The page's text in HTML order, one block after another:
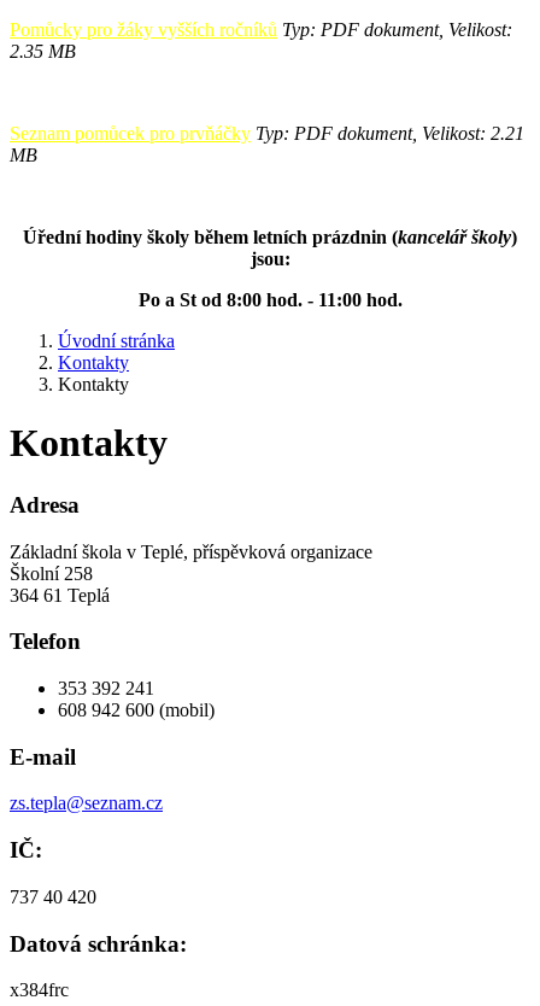
Pomůcky pro žáky vyšších ročníků Typ: PDF dokument, Velikost:
2.35 MB
Seznam pomůcek pro prvňáčky Typ: PDF dokument, Velikost: 2.21
MB
Úřední hodiny školy během letních prázdnin (kancelář školy)
jsou:
Po a St od 8:00 hod. - 11:00 hod.
Úvodní stránka
Kontakty
Kontakty
Kontakty
Adresa
Základní škola v Teplé, příspěvková organizace
Školní 258
364 61 Teplá
Telefon
353 392 241
608 942 600 (mobil)
E-mail
zs.tepla@seznam.cz
IČ:
737 40 420
Datová schránka:
x384frc